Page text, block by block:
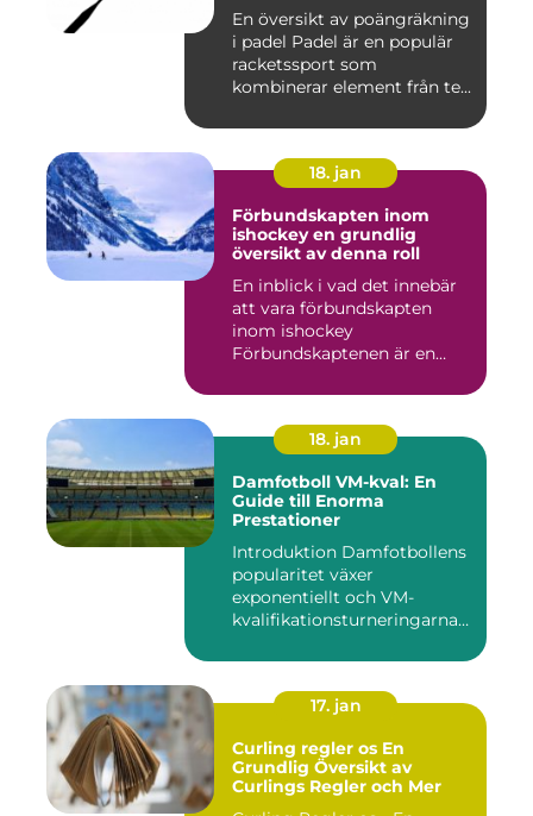
En översikt av poängräkning
i padel Padel är en populär
racketssport som
kombinerar element från te...
18. jan
Förbundskapten inom
ishockey en grundlig
översikt av denna roll
En inblick i vad det innebär
att vara förbundskapten
inom ishockey
Förbundskaptenen är en
18. jan
Damfotboll VM-kval: En
Guide till Enorma
Prestationer
Introduktion Damfotbollens
popularitet växer
exponentiellt och VM-
kvalifikationsturneringarna
17. jan
Curling regler os En
Grundlig Översikt av
Curlings Regler och Mer